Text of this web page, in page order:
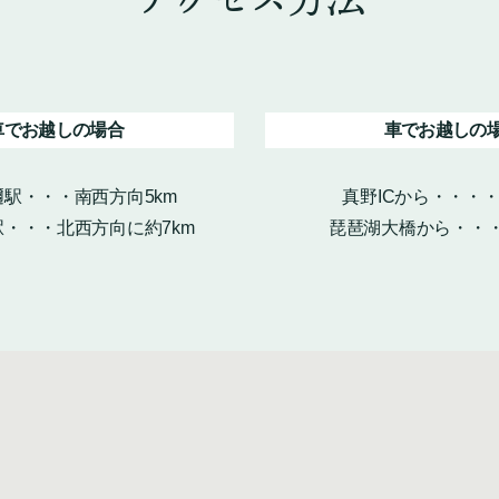
でお越しの場合
・・・南西方向5km
・・北西方向に約7km
車でお越しの
真野ICから・・・
琵琶湖大橋から・・